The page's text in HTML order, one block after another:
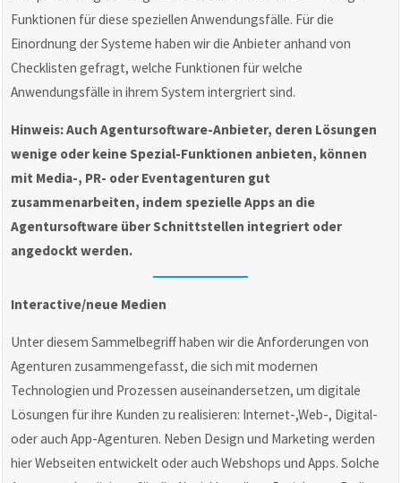
Funktionen für diese speziellen Anwendungsfälle. Für die
Einordnung der Systeme haben wir die Anbieter anhand von
Checklisten gefragt, welche Funktionen für welche
Anwendungsfälle in ihrem System intergriert sind.
Hinweis: Auch Agentursoftware-Anbieter, deren Lösungen
wenige oder keine Spezial-Funktionen anbieten, können
mit Media-, PR- oder Eventagenturen gut
zusammenarbeiten, indem spezielle Apps an die
Agentursoftware über Schnittstellen integriert oder
angedockt werden.
Interactive/neue Medien
Unter diesem Sammelbegriff haben wir die Anforderungen von
Agenturen zusammengefasst, die sich mit modernen
Technologien und Prozessen auseinandersetzen, um digitale
Lösungen für ihre Kunden zu realisieren: Internet-,Web-, Digital-
oder auch App-Agenturen. Neben Design und Marketing werden
hier Webseiten entwickelt oder auch Webshops und Apps. Solche